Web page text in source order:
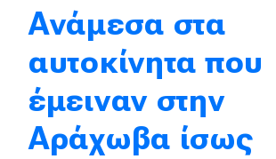
Αποστολή
Συγκρίνουμε
Αγώνες
Ανάμεσα στα
αυτοκίνητα που
έμειναν στην
Αράχωβα ίσως